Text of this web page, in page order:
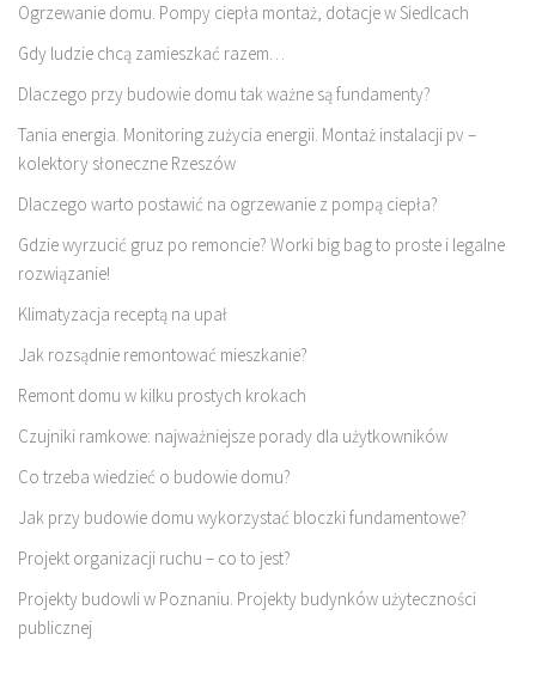
Ogrzewanie domu. Pompy ciepła montaż, dotacje w Siedlcach
Gdy ludzie chcą zamieszkać razem…
Dlaczego przy budowie domu tak ważne są fundamenty?
Tania energia. Monitoring zużycia energii. Montaż instalacji pv –
kolektory słoneczne Rzeszów
Dlaczego warto postawić na ogrzewanie z pompą ciepła?
Gdzie wyrzucić gruz po remoncie? Worki big bag to proste i legalne
rozwiązanie!
Klimatyzacja receptą na upał
Jak rozsądnie remontować mieszkanie?
Remont domu w kilku prostych krokach
Czujniki ramkowe: najważniejsze porady dla użytkowników
Co trzeba wiedzieć o budowie domu?
Jak przy budowie domu wykorzystać bloczki fundamentowe?
Projekt organizacji ruchu – co to jest?
Projekty budowli w Poznaniu. Projekty budynków użyteczności
publicznej